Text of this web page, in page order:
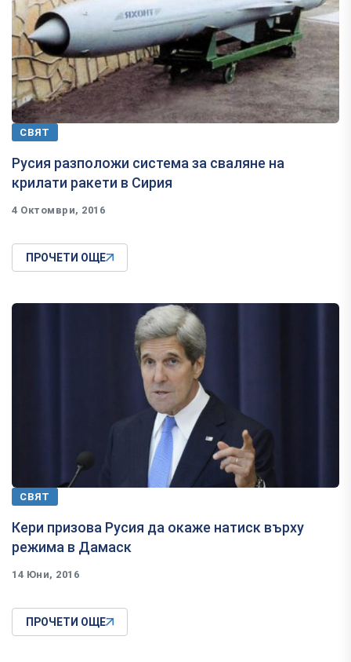
СВЯТ
Русия разположи система за сваляне на
крилати ракети в Сирия
4 Октомври, 2016
ПРОЧЕТИ ОЩЕ
СВЯТ
Кери призова Русия да окаже натиск върху
режима в Дамаск
14 Юни, 2016
ПРОЧЕТИ ОЩЕ